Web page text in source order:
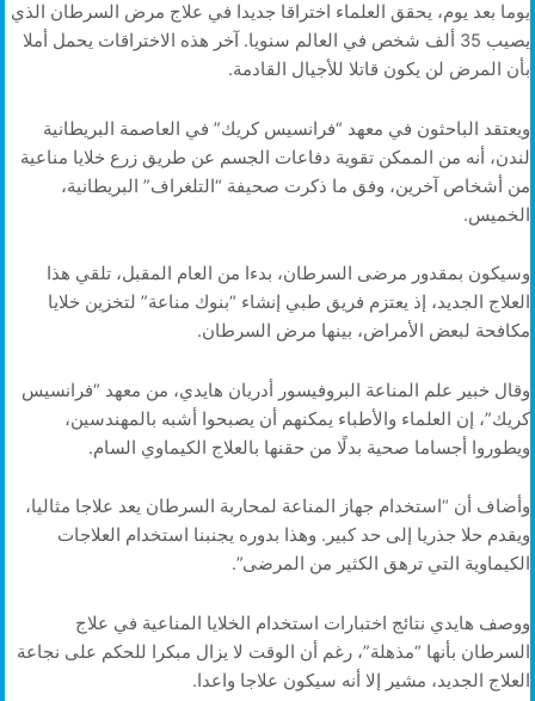
يوما بعد يوم، يحقق العلماء اختراقا جديدا في علاج مرض السرطان الذي
يصيب 35 ألف شخص في العالم سنويا. آخر هذه الاختراقات يحمل أملا
بأن المرض لن يكون قاتلا للأجيال القادمة.
ويعتقد الباحثون في معهد “فرانسيس كريك” في العاصمة البريطانية
لندن، أنه من الممكن تقوية دفاعات الجسم عن طريق زرع خلايا مناعية
من أشخاص آخرين، وفق ما ذكرت صحيفة “التلغراف” البريطانية،
الخميس.
وسيكون بمقدور مرضى السرطان، بدءا من العام المقبل، تلقي هذا
العلاج الجديد، إذ يعتزم فريق طبي إنشاء “بنوك مناعة” لتخزين خلايا
مكافحة لبعض الأمراض، بينها مرض السرطان.
وقال خبير علم المناعة البروفيسور أدريان هايدي، من معهد “فرانسيس
كريك”، إن العلماء والأطباء يمكنهم أن يصبحوا أشبه بالمهندسين،
ويطوروا أجساما صحية بدلًا من حقنها بالعلاج الكيماوي السام.
وأضاف أن “استخدام جهاز المناعة لمحاربة السرطان يعد علاجا مثاليا،
ويقدم حلا جذريا إلى حد كبير. وهذا بدوره يجنبنا استخدام العلاجات
الكيماوية التي ترهق الكثير من المرضى”.
ووصف هايدي نتائج اختبارات استخدام الخلايا المناعية في علاج
السرطان بأنها “مذهلة”، رغم أن الوقت لا يزال مبكرا للحكم على نجاعة
العلاج الجديد، مشير إلا أنه سيكون علاجا واعدا.